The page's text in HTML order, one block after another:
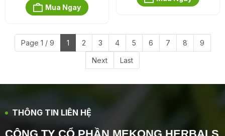
Mua Ngay
Page 1 / 9 1 2 3 4 5 6 7 8 9
Next Last
THÔNG TIN LIÊN HỆ